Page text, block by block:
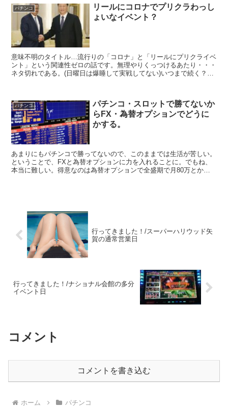
パチンコ
リールにコロナでプリクラわっし
ょいなイベント？
意味不明のタイトル…流行りの「コロナ」と「リールにプリクライベ
ント」という関連性ゼロの話です。無理やりくっつけるあたり・・・
ネタ切れである。(日曜日は爆睡して実戦してない)いつまで続く？コ
パチンコ
パチンコ・スロットで勝てないか
らFX・為替オプションでどうに
かする。
あまりにもパチンコで勝ってないので、このままでは生活が苦しい。
ということで、FXと為替オプションに力を入れることに。でもね、
本当に難しい。得意なのは為替オプションで全盛期で月80万とかは
行ってきました！/スーパーハリウッド矢
賀の通常営業日
行ってきました！/ナショナル会館の多分
イベント日
コメント
コメントを書き込む
ホーム パチンコ